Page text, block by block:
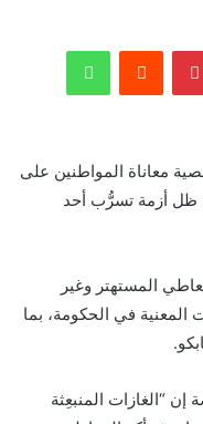
بينتيريست
معاناة المواطنين على
ظل أزمة تسرُّب أحد
المستهتر وغير
في الحكومة، بما
إن “الغازات المنبعِثة